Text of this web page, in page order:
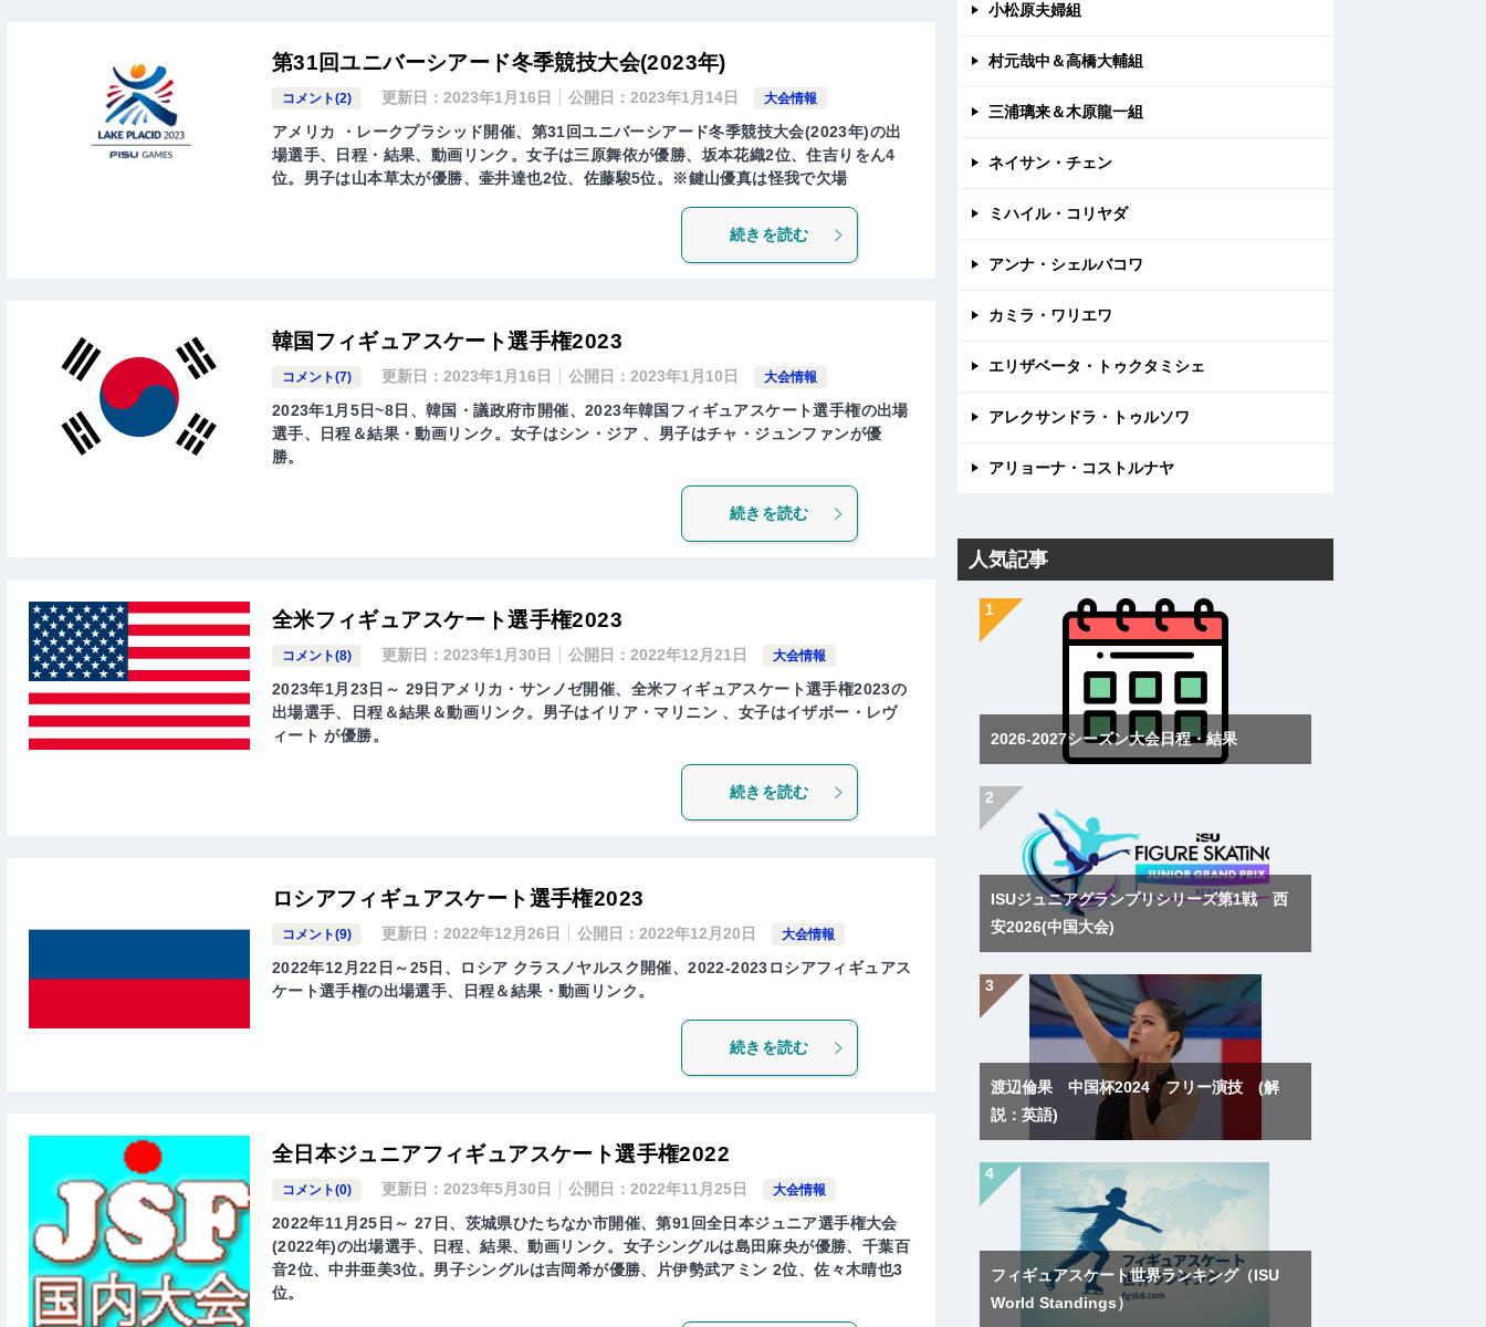
第31回ユニバーシアード冬季競技大会(2023年)
コメント(2) 更新日：2023年1月16日 公開日：2023年1月14日 大会情報
アメリカ ・レークプラシッド開催、第31回ユニバーシアード冬季競技大会(2023年)の出
場選手、日程・結果、動画リンク。女子は三原舞依が優勝、坂本花織2位、住吉りをん4
位。男子は山本草太が優勝、壷井達也2位、佐藤駿5位。※鍵山優真は怪我で欠場
続きを読む
韓国フィギュアスケート選手権2023
コメント(7) 更新日：2023年1月16日 公開日：2023年1月10日 大会情報
2023年1月5日~8日、韓国・議政府市開催、2023年韓国フィギュアスケート選手権の出場
選手、日程＆結果・動画リンク。女子はシン・ジア 、男子はチャ・ジュンファンが優
勝。
続きを読む
全米フィギュアスケート選手権2023
コメント(8) 更新日：2023年1月30日 公開日：2022年12月21日 大会情報
2023年1月23日～ 29日アメリカ・サンノゼ開催、全米フィギュアスケート選手権2023の
出場選手、日程＆結果＆動画リンク。男子はイリア・マリニン 、女子はイザボー・レヴ
ィート が優勝。
続きを読む
ロシアフィギュアスケート選手権2023
コメント(9) 更新日：2022年12月26日 公開日：2022年12月20日 大会情報
2022年12月22日～25日、ロシア クラスノヤルスク開催、2022-2023ロシアフィギュアス
ケート選手権の出場選手、日程＆結果・動画リンク。
続きを読む
全日本ジュニアフィギュアスケート選手権2022
コメント(0) 更新日：2023年5月30日 公開日：2022年11月25日 大会情報
2022年11月25日～ 27日、茨城県ひたちなか市開催、第91回全日本ジュニア選手権大会
(2022年)の出場選手、日程、結果、動画リンク。女子シングルは島田麻央が優勝、千葉百
音2位、中井亜美3位。男子シングルは吉岡希が優勝、片伊勢武アミン 2位、佐々木晴也3
位。
小松原夫婦組
村元哉中＆高橋大輔組
三浦璃来＆木原龍一組
ネイサン・チェン
ミハイル・コリヤダ
アンナ・シェルバコワ
カミラ・ワリエワ
エリザベータ・トゥクタミシェ
アレクサンドラ・トゥルソワ
アリョーナ・コストルナヤ
人気記事
2026-2027シーズン大会日程・結果
ISUジュニアグランプリシリーズ第1戦 西
安2026(中国大会)
渡辺倫果 中国杯2024 フリー演技 (解
説：英語)
フィギュアスケート世界ランキング（ISU
World Standings）